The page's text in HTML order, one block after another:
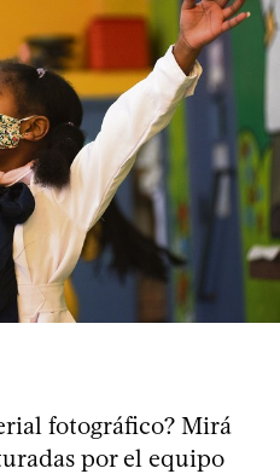
fotográfico? Mirá
por el equipo